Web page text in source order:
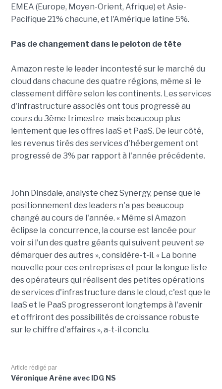
EMEA (Europe, Moyen-Orient, Afrique) et Asie-
Pacifique 21% chacune, et l'Amérique latine 5%.
Pas de changement dans le peloton de tête
Amazon reste le leader incontesté sur le marché du
cloud dans chacune des quatre régions, même si le
classement diffère selon les continents. Les services
d'infrastructure associés ont tous progressé au
cours du 3ème trimestre mais beaucoup plus
lentement que les offres IaaS et PaaS. De leur côté,
les revenus tirés des services d'hébergement ont
progressé de 3% par rapport à l'année précédente.
John Dinsdale, analyste chez Synergy, pense que le
positionnement des leaders n'a pas beaucoup
changé au cours de l'année. « Même si Amazon
éclipse la concurrence, la course est lancée pour
voir si l'un des quatre géants qui suivent peuvent se
démarquer des autres », considère-t-il. « La bonne
nouvelle pour ces entreprises et pour la longue liste
des opérateurs qui réalisent des petites opérations
de services d'infrastructure dans le cloud, c'est que le
IaaS et le PaaS progresseront longtemps à l'avenir
et offriront des possibilités de croissance robuste
sur le chiffre d'affaires », a-t-il conclu.
Article rédigé par
Véronique Arène avec IDG NS